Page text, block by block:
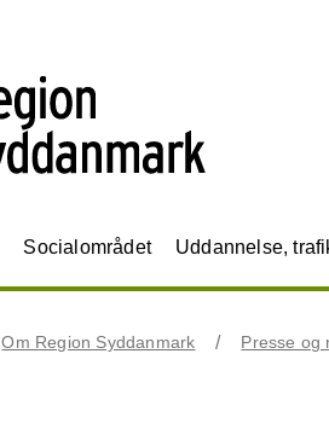
Socialområdet Uddannelse,
Om Region Syddanmark Presse og